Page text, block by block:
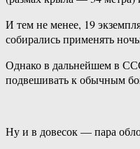
И тем не менее, 19
собирались применять
Однако в дальнейшем в
подвешивать к обычным
Ну и в довесок — пара